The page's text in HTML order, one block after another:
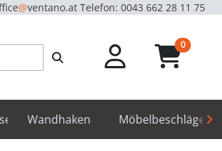
@ventano.at Telefon: 0043 662 28 11 75
0unread
Wandhaken Möbelbeschläge